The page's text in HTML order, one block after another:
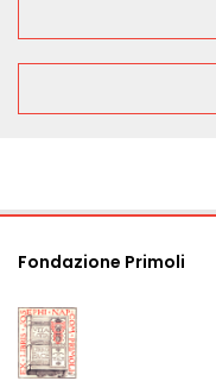
Fondazione Primoli